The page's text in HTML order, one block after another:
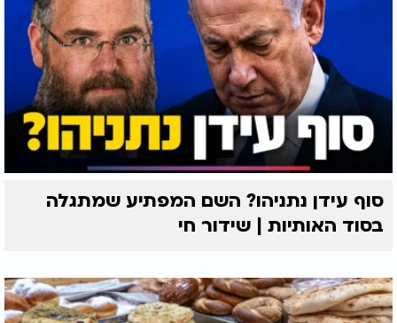
סוף עידן נתניהו? השם המפתיע שמתגלה
בסוד האותיות | שידור חי